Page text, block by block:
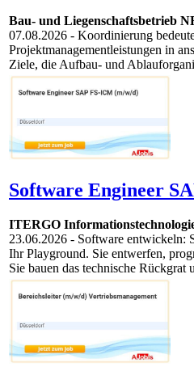
Bau- und Liegenschaftsbetrieb
07.08.2026 - Koordinierung
Projektmanagementleistungen in
Ziele, die Aufbau- und
Software Engineer
ITERGO
23.06.2026 - Software entwickeln:
Ihr Playground. Sie entwerfen,
Sie bauen das technische Rückgrat